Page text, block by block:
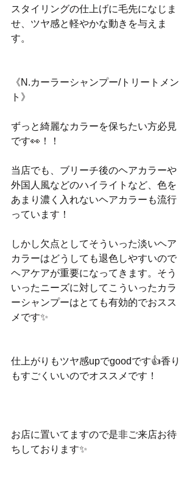
スタイリングの仕上げに毛先になじま
せ、ツヤ感と軽やかな動きを与えま
す。
《N.カーラーシャンプー/トリートメン
ト》
ずっと綺麗なカラーを保ちたい方必見
です👀！！
当店でも、ブリーチ後のヘアカラーや
外国人風などのハイライトなど、色を
あまり濃く入れないヘアカラーも流行
っています！
しかし欠点としてそういった淡いヘア
カラーはどうしても退色しやすいので
ヘアケアが重要になってきます。そう
いったニーズに対してこういったカラ
ーシャンプーはとても有効的でおスス
メです✨
仕上がりもツヤ感upでgoodです👍香り
もすごくいいのでオススメです！
お店に置いてますので是非ご来店お待
ちしております✨